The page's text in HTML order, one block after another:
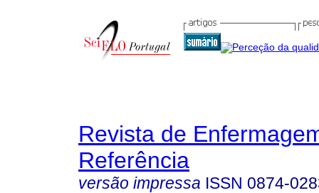
Revista de
Referência
versão impressa ISSN 0874-